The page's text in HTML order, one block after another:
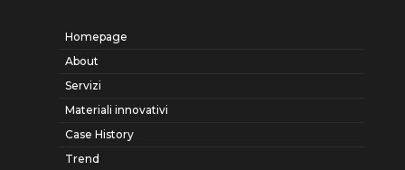
Homepage
About
Servizi
Materiali innovativi
Case History
Trend